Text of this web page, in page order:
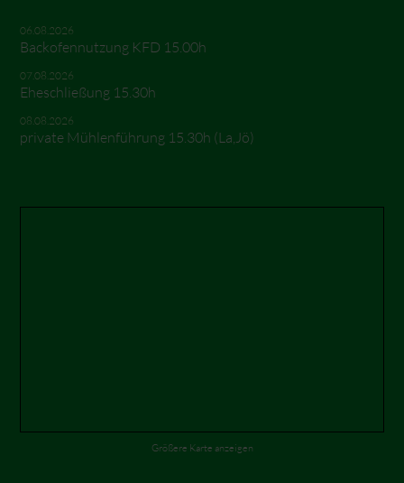
06.08.2026
Backofennutzung KFD 15.00h
07.08.2026
Eheschließung 15.30h
08.08.2026
private Mühlenführung 15.30h (La,Jö)
Größere Karte anzeigen